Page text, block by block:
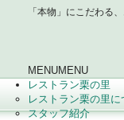
「本物」にこだわる
MENUMENU
レストラン栗の里
レストラン栗の里に
スタッフ紹介